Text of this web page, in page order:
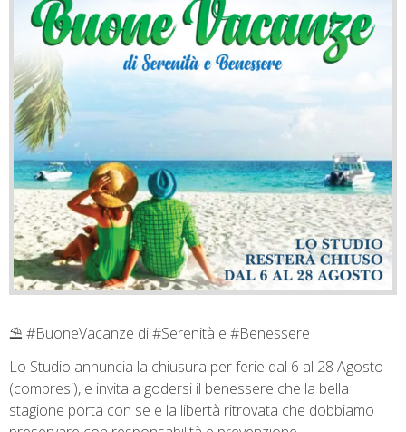
⛱ #BuoneVacanze di #Serenità e #Benessere
Lo Studio annuncia la chiusura per ferie dal 6 al 28 Agosto
(compresi), e invita a godersi il benessere che la bella
stagione porta con se e la libertà ritrovata che dobbiamo